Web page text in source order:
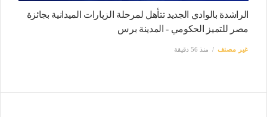
الراشدة بالوادي الجديد تتأهل لمرحلة الزيارات الميدانية بجائزة
مصر للتميز الحكومي - المدينة برس
غير مصنف منذ 56 دقيقة